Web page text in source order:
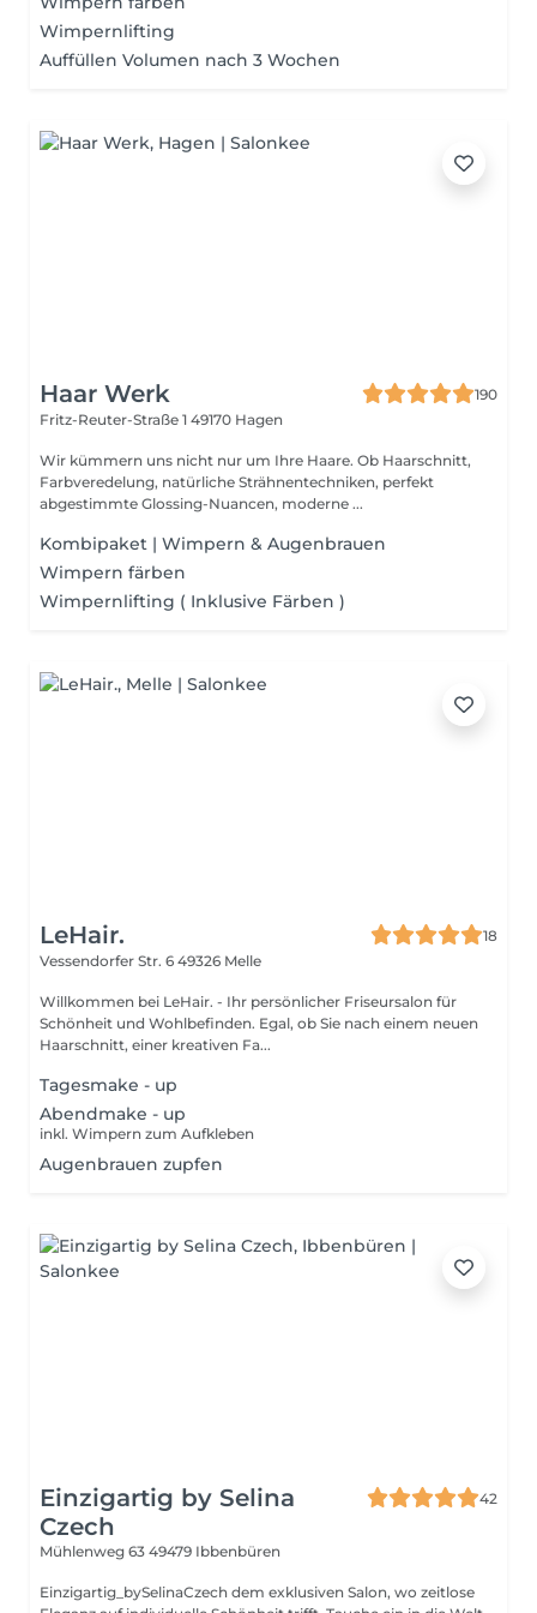
Wimpernlifting
Auffüllen Volumen nach 3 Wochen
Haar Werk
190
Fritz-Reuter-Straße 1 49170 Hagen
Wir kümmern uns nicht nur um Ihre Haare. Ob Haarschnitt,
Farbveredelung, natürliche Strähnentechniken, perfekt
abgestimmte Glossing-Nuancen, moderne ...
Kombipaket | Wimpern & Augenbrauen
Wimpern färben
Wimpernlifting ( Inklusive Färben )
LeHair.
18
Vessendorfer Str. 6 49326 Melle
Willkommen bei LeHair. - Ihr persönlicher Friseursalon für
Schönheit und Wohlbefinden. Egal, ob Sie nach einem neuen
Haarschnitt, einer kreativen Fa...
Tagesmake - up
Abendmake - up
inkl. Wimpern zum Aufkleben
Augenbrauen zupfen
Einzigartig by Selina
Czech
42
Mühlenweg 63 49479 Ibbenbüren
Einzigartig_bySelinaCzech dem exklusiven Salon, wo zeitlose